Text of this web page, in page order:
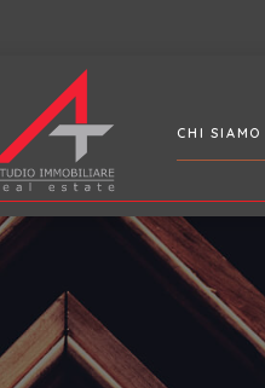
CHI SIAMO